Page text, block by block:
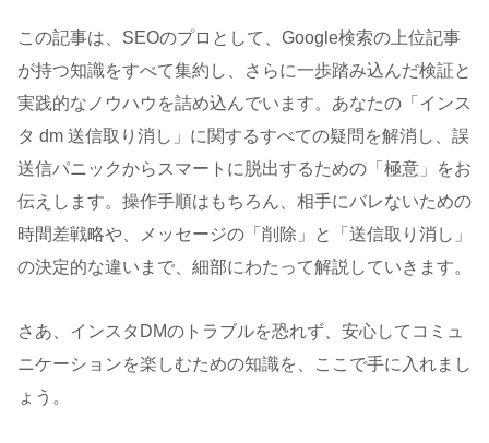
この記事は、SEOのプロとして、Google検索の上位記事
が持つ知識をすべて集約し、さらに一歩踏み込んだ検証と
実践的なノウハウを詰め込んでいます。あなたの「インス
タ dm 送信取り消し」に関するすべての疑問を解消し、誤
送信パニックからスマートに脱出するための「極意」をお
伝えします。操作手順はもちろん、相手にバレないための
時間差戦略や、メッセージの「削除」と「送信取り消し」
の決定的な違いまで、細部にわたって解説していきます。
さあ、インスタDMのトラブルを恐れず、安心してコミュ
ニケーションを楽しむための知識を、ここで手に入れまし
ょう。